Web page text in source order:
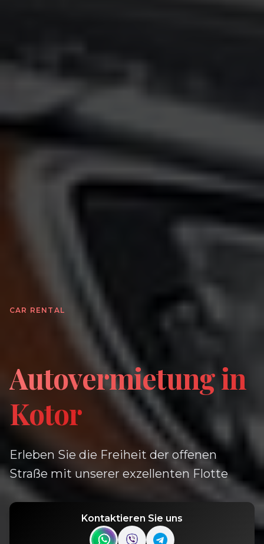
CAR RENTAL
Autovermietung in
Kotor
Erleben Sie die Freiheit der offenen
Straße mit unserer exzellenten Flotte
Kontaktieren Sie uns